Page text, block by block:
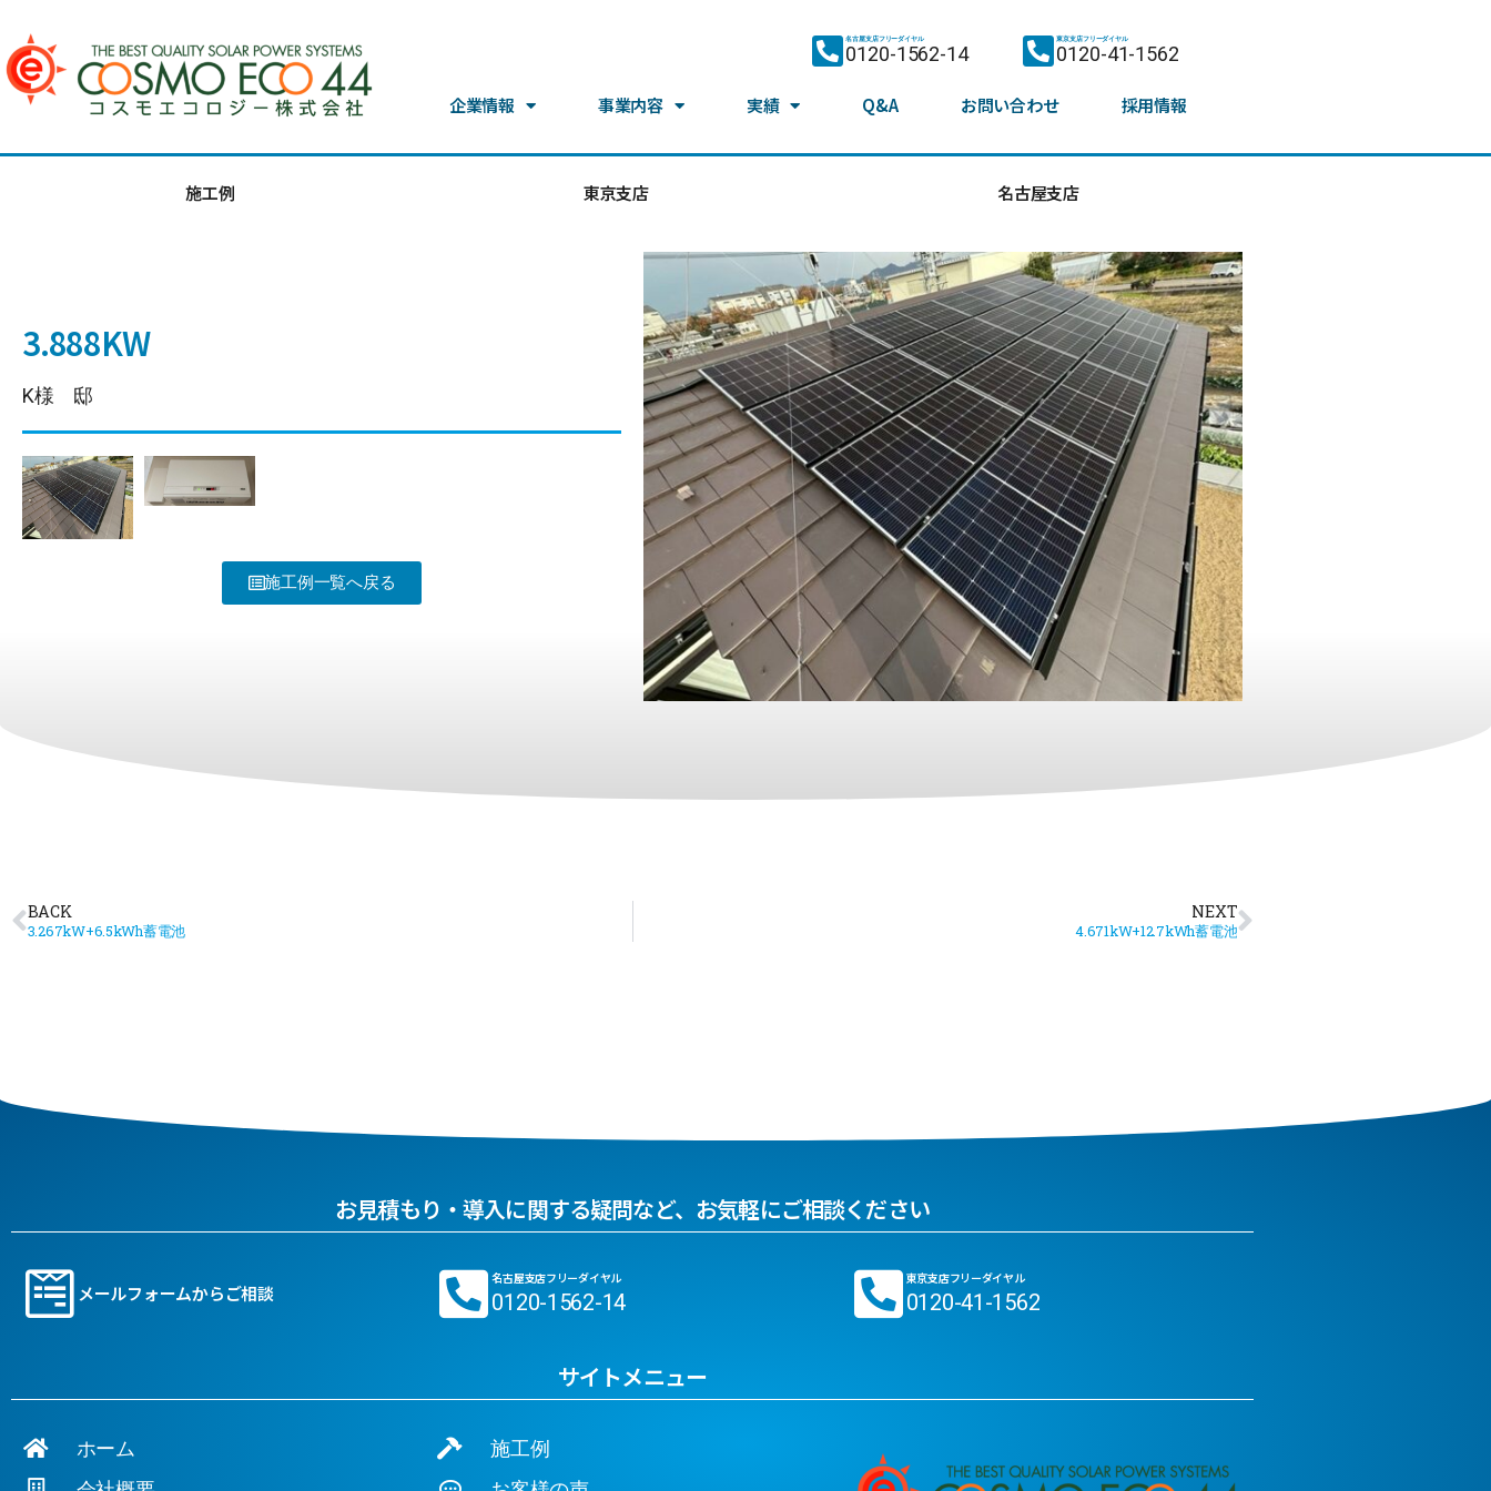
名古屋支店フリーダイヤル
0120-1562-14
東京支店フリーダイヤル
0120-41-1562
企業情報 事業内容 実績 Q&A お問い合わせ 採用情報
施工例 東京支店 名古屋支店
3.888KW
K様 邸
施工例一覧へ戻る
BACK
3.267kW+6.5kWh蓄電池
NEXT
4.671kW+12.7kWh蓄電池
お見積もり・導入に関する疑問など、お気軽にご相談ください
メールフォームからご相談
名古屋支店フリーダイヤル
0120-1562-14
東京支店フリーダイヤル
0120-41-1562
サイトメニュー
ホーム
施工例